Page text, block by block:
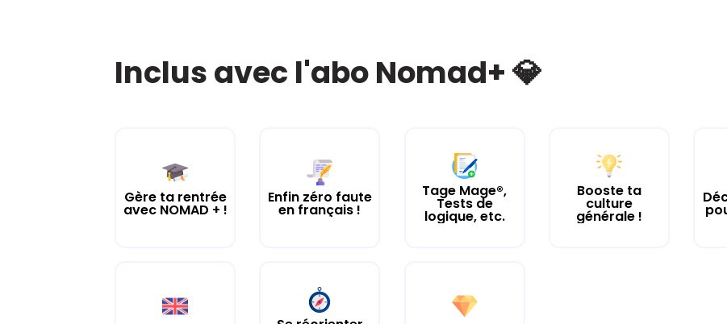
Inclus avec l'abo Nomad+ 💎
Gère ta rentrée
avec NOMAD + !
Enfin zéro faute
en français !
Tage Mage®,
Tests de
logique, etc.
Booste ta
culture
générale !